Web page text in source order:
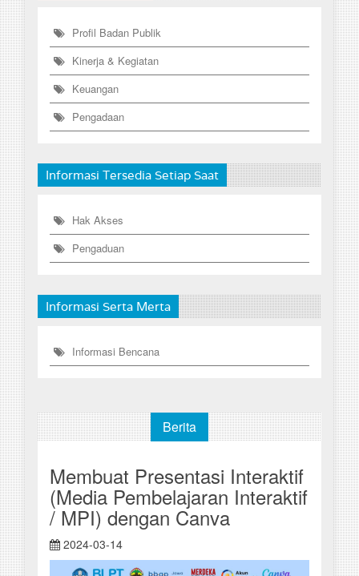
Profil Badan Publik
Kinerja & Kegiatan
Keuangan
Pengadaan
Informasi Tersedia Setiap Saat
Hak Akses
Pengaduan
Informasi Serta Merta
Informasi Bencana
Berita
Membuat Presentasi Interaktif
(Media Pembelajaran Interaktif
/ MPI) dengan Canva
2024-03-14